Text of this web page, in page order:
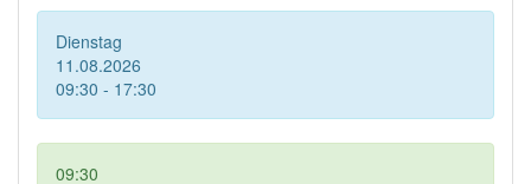
Dienstag
11.08.2026
09:30 - 17:30
09:30